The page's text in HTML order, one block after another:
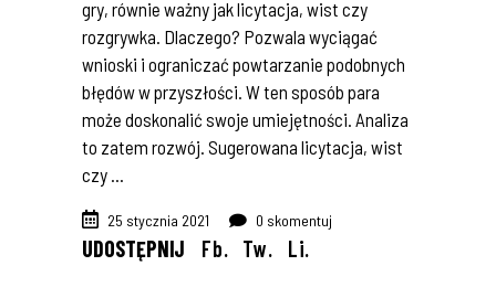
gry, równie ważny jak licytacja, wist czy
rozgrywka. Dlaczego? Pozwala wyciągać
wnioski i ograniczać powtarzanie podobnych
błędów w przyszłości. W ten sposób para
może doskonalić swoje umiejętności. Analiza
to zatem rozwój. Sugerowana licytacja, wist
czy
25 stycznia 2021 0 skomentuj
UDOSTĘPNIJ Fb. Tw. Li.